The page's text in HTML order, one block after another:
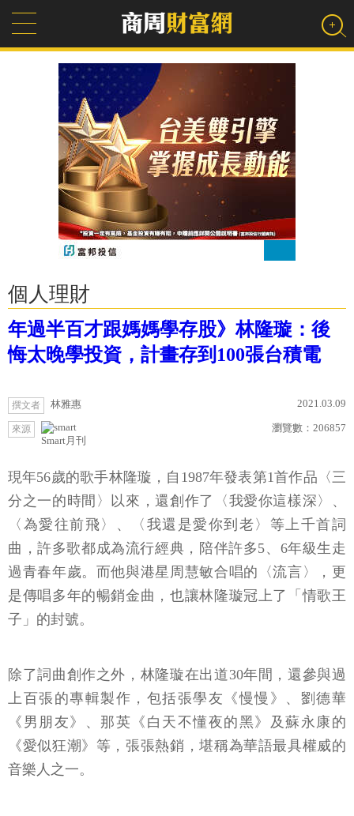
個人理財
年過半百才跟媽媽學存股》林隆璇：後
悔太晚學投資，計畫存到100張台積電
撰文者 林雅惠 2021.03.09
來源
Smart月刊
瀏覽數： 206857
現年56歲的歌手林隆璇，自1987年發表第1首作品〈三
分之一的時間〉以來，還創作了〈我愛你這樣深〉、
〈為愛往前飛〉、〈我還是愛你到老〉等上千首詞
曲，許多歌都成為流行經典，陪伴許多5、6年級生走
過青春年歲。而他與港星周慧敏合唱的〈流言〉，更
是傳唱多年的暢銷金曲，也讓林隆璇冠上了「情歌王
子」的封號。
除了詞曲創作之外，林隆璇在出道30年間，還參與過
上百張的專輯製作，包括張學友《慢慢》、劉德華
《男朋友》、那英《白天不懂夜的黑》及蘇永康的
《愛似狂潮》等，張張熱銷，堪稱為華語最具權威的
音樂人之一。